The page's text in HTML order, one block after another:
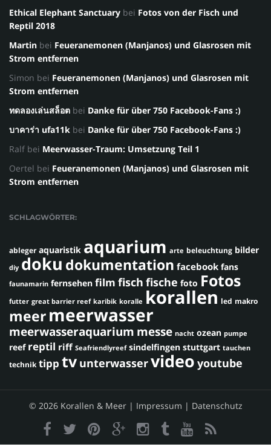
Ethical Elephant Sanctuary bei Fotos von der Fisch und
Reptil 2018
Martin bei Feueranemonen (Manjanos) und Glasrosen mit
Strom entfernen
Simon bei Feueranemonen (Manjanos) und Glasrosen mit
Strom entfernen
ทดลองเล่นสล็อต bei Danke für über 750 Facebook-Fans :)
บาคาร่า ufa11k bei Danke für über 750 Facebook-Fans :)
Ralf bei Meerwasser-Traum: Umsetzung Teil 1
Oertel bei Feueranemonen (Manjanos) und Glasrosen mit
Strom entfernen
SCHLAGWÖRTER:
ableger aquaristik aquarium arte beleuchtung bilder
diy doku dokumentation facebook fans
faunamarin fernsehen film fisch fische foto Fotos
futter great barrier reef karibik koralle korallen led makro
meermeerwasser
meerwasseraquarium messe nacht ozean pumpe
reef reptil riff Seafriendlyreef sindelfingen stuttgart tauchen
technik tipp tv unterwasservideo youtube
© 2026 Korallen & Meer | Impressum | Datenschutz